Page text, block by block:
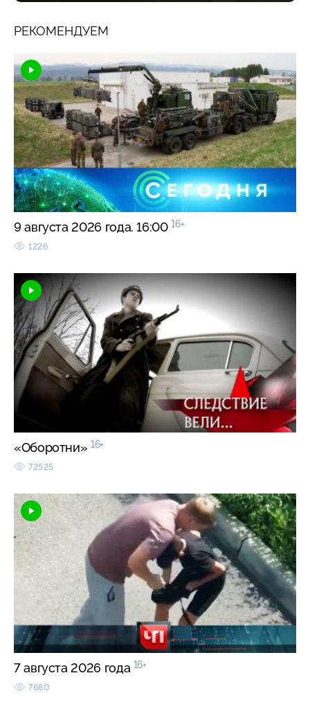
РЕКОМЕНДУЕМ
9 августа 2026 года. 16:00 16+
1226
«Оборотни» 16+
72525
7 августа 2026 года 16+
7680